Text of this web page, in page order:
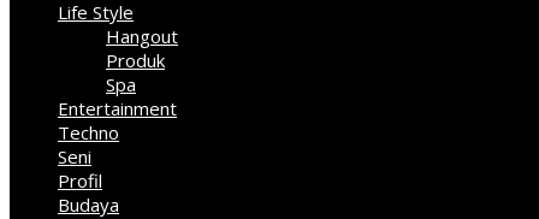
Life Style
Hangout
Produk
Spa
Entertainment
Techno
Seni
Profil
Budaya